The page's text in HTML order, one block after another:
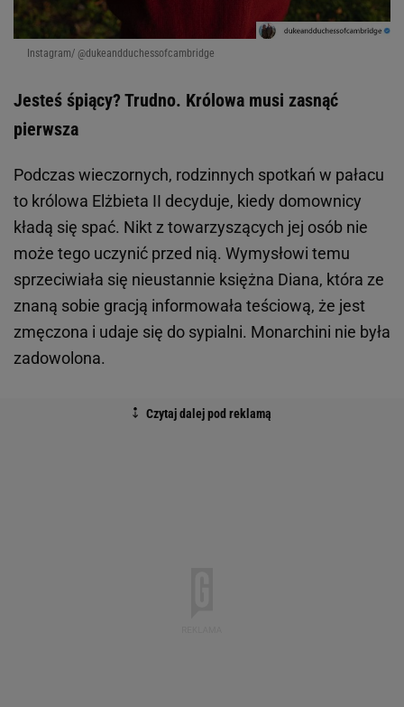
Instagram/ @dukeandduchessofcambridge
Jesteś śpiący? Trudno. Królowa musi zasnąć
pierwsza
Podczas wieczornych, rodzinnych spotkań w pałacu
to królowa Elżbieta II decyduje, kiedy domownicy
kładą się spać. Nikt z towarzyszących jej osób nie
może tego uczynić przed nią. Wymysłowi temu
sprzeciwiała się nieustannie księżna Diana, która ze
znaną sobie gracją informowała teściową, że jest
zmęczona i udaje się do sypialni. Monarchini nie była
zadowolona.